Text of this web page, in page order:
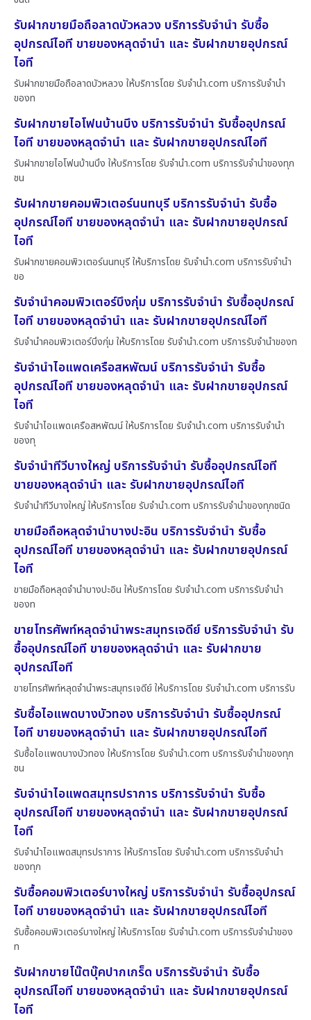
รับฝากขายมือถือลาดบัวหลวง บริการรับจำนำ รับซื้อ
อุปกรณ์ไอที ขายของหลุดจำนำ และ รับฝากขายอุปกรณ์
ไอที
รับฝากขายมือถือลาดบัวหลวง ให้บริการโดย รับจํานํา.com บริการรับจำนำ
ของท
รับฝากขายไอโฟนบ้านบึง บริการรับจำนำ รับซื้ออุปกรณ์
ไอที ขายของหลุดจำนำ และ รับฝากขายอุปกรณ์ไอที
รับฝากขายไอโฟนบ้านบึง ให้บริการโดย รับจํานํา.com บริการรับจำนำของทุก
ชน
รับฝากขายคอมพิวเตอร์นนทบุรี บริการรับจำนำ รับซื้อ
อุปกรณ์ไอที ขายของหลุดจำนำ และ รับฝากขายอุปกรณ์
ไอที
รับฝากขายคอมพิวเตอร์นนทบุรี ให้บริการโดย รับจํานํา.com บริการรับจำนำ
ขอ
รับจำนำคอมพิวเตอร์บึงกุ่ม บริการรับจำนำ รับซื้ออุปกรณ์
ไอที ขายของหลุดจำนำ และ รับฝากขายอุปกรณ์ไอที
รับจำนำคอมพิวเตอร์บึงกุ่ม ให้บริการโดย รับจํานํา.com บริการรับจำนำของท
รับจำนำไอแพดเครือสหพัฒน์ บริการรับจำนำ รับซื้อ
อุปกรณ์ไอที ขายของหลุดจำนำ และ รับฝากขายอุปกรณ์
ไอที
รับจำนำไอแพดเครือสหพัฒน์ ให้บริการโดย รับจํานํา.com บริการรับจำนำ
ของทุ
รับจำนำทีวีบางใหญ่ บริการรับจำนำ รับซื้ออุปกรณ์ไอที
ขายของหลุดจำนำ และ รับฝากขายอุปกรณ์ไอที
รับจำนำทีวีบางใหญ่ ให้บริการโดย รับจํานํา.com บริการรับจำนำของทุกชนิด
ขายมือถือหลุดจำนำบางปะอิน บริการรับจำนำ รับซื้อ
อุปกรณ์ไอที ขายของหลุดจำนำ และ รับฝากขายอุปกรณ์
ไอที
ขายมือถือหลุดจำนำบางปะอิน ให้บริการโดย รับจํานํา.com บริการรับจำนำ
ของท
ขายโทรศัพท์หลุดจำนำพระสมุทรเจดีย์ บริการรับจำนำ รับ
ซื้ออุปกรณ์ไอที ขายของหลุดจำนำ และ รับฝากขาย
อุปกรณ์ไอที
ขายโทรศัพท์หลุดจำนำพระสมุทรเจดีย์ ให้บริการโดย รับจํานํา.com บริการรับ
รับซื้อไอแพดบางบัวทอง บริการรับจำนำ รับซื้ออุปกรณ์
ไอที ขายของหลุดจำนำ และ รับฝากขายอุปกรณ์ไอที
รับซื้อไอแพดบางบัวทอง ให้บริการโดย รับจํานํา.com บริการรับจำนำของทุก
ชน
รับจำนำไอแพดสมุทรปราการ บริการรับจำนำ รับซื้อ
อุปกรณ์ไอที ขายของหลุดจำนำ และ รับฝากขายอุปกรณ์
ไอที
รับจำนำไอแพดสมุทรปราการ ให้บริการโดย รับจํานํา.com บริการรับจำนำ
ของทุก
รับซื้อคอมพิวเตอร์บางใหญ่ บริการรับจำนำ รับซื้ออุปกรณ์
ไอที ขายของหลุดจำนำ และ รับฝากขายอุปกรณ์ไอที
รับซื้อคอมพิวเตอร์บางใหญ่ ให้บริการโดย รับจํานํา.com บริการรับจำนำของ
ท
รับฝากขายโน๊ตบุ๊คปากเกร็ด บริการรับจำนำ รับซื้อ
อุปกรณ์ไอที ขายของหลุดจำนำ และ รับฝากขายอุปกรณ์
ไอที